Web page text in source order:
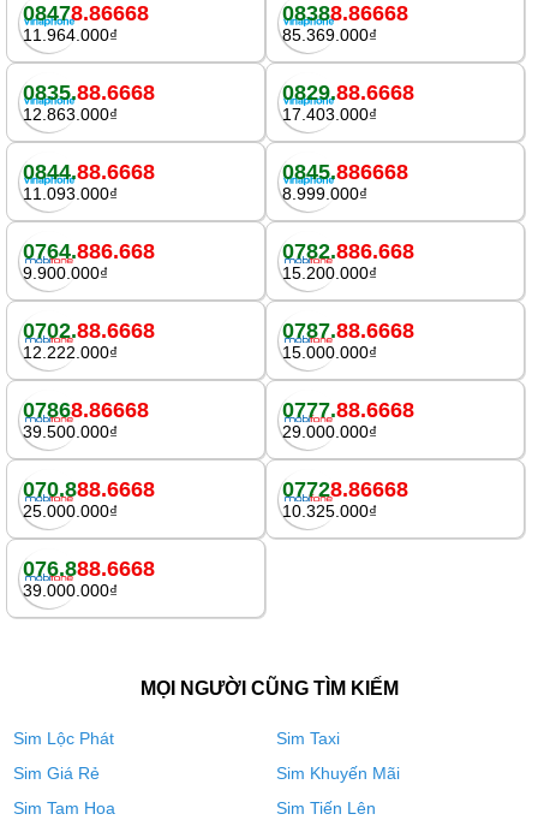
08478.86668
11.964.000₫
08388.86668
85.369.000₫
0835.88.6668
12.863.000₫
0829.88.6668
17.403.000₫
0844.88.6668
11.093.000₫
0845.886668
8.999.000₫
0764.886.668
9.900.000₫
0782.886.668
15.200.000₫
0702.88.6668
12.222.000₫
0787.88.6668
15.000.000₫
07868.86668
39.500.000₫
0777.88.6668
29.000.000₫
070.888.6668
25.000.000₫
07728.86668
10.325.000₫
076.888.6668
39.000.000₫
MỌI NGƯỜI CŨNG TÌM KIẾM
Sim Lộc Phát
Sim Taxi
Sim Giá Rẻ
Sim Khuyến Mãi
Sim Tam Hoa
Sim Tiến Lên